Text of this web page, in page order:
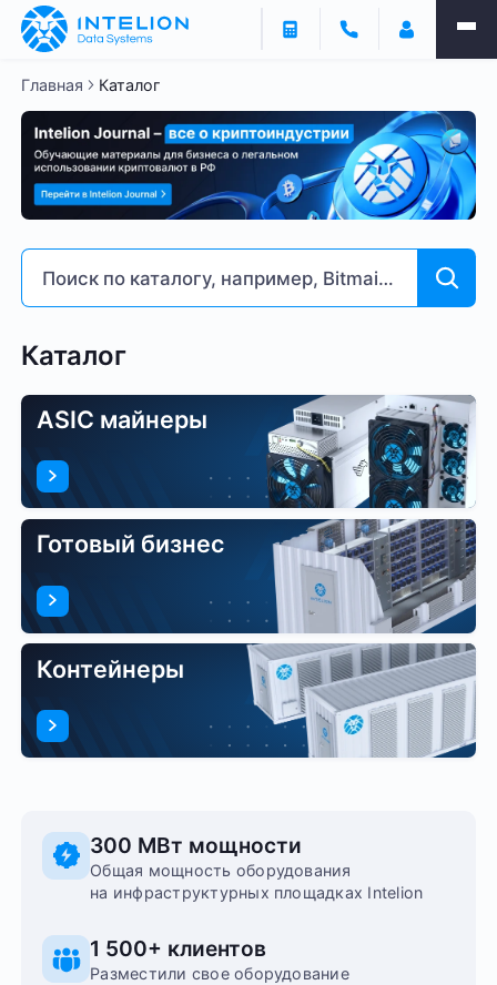
Главная Каталог
Каталог
ASIC майнеры
Готовый бизнес
Контейнеры
300 МВт мощности
Общая мощность оборудования
на инфраструктурных площадках Intelion
1 500+ клиентов
Разместили свое оборудование